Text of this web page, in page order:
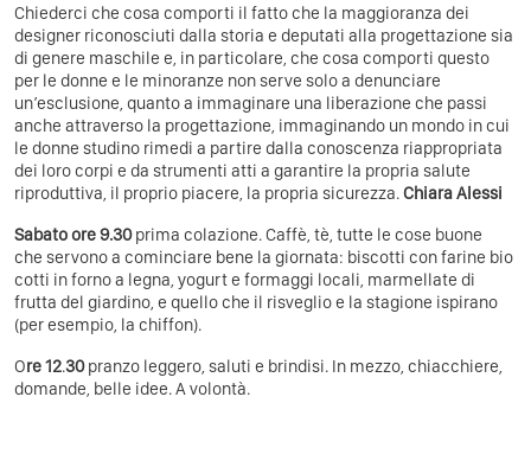
Chiederci che cosa comporti il fatto che la maggioranza dei
designer riconosciuti dalla storia e deputati alla progettazione sia
di genere maschile e, in particolare, che cosa comporti questo
per le donne e le minoranze non serve solo a denunciare
un’esclusione, quanto a immaginare una liberazione che passi
anche attraverso la progettazione, immaginando un mondo in cui
le donne studino rimedi a partire dalla conoscenza riappropriata
dei loro corpi e da strumenti atti a garantire la propria salute
riproduttiva, il proprio piacere, la propria sicurezza. Chiara Alessi
Sabatoore 9.30prima colazione. Caffè, tè, tutte le cose buone
che servono a cominciare bene la giornata: biscotti con farine bio
cotti in forno a legna, yogurt e formaggi locali, marmellate di
frutta del giardino, e quello che il risveglio e la stagione ispirano
(per esempio, la chiffon).
Ore 12.30pranzo leggero, saluti e brindisi. In mezzo, chiacchiere,
domande, belle idee. A volontà.